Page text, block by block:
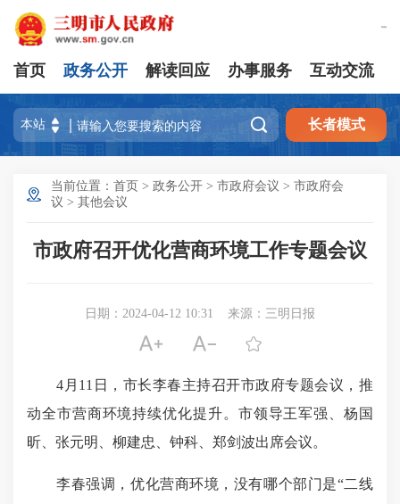
首页 政务公开 解读回应 办事服务 互动交流
 长者模式
当前位置： 首页 > 政务公开 > 市政府会议 > 市政府会
议 > 其他会议
市政府召开优化营商环境工作专题会议
日期：2024-04-12 10:31 来源：三明日报
  
4月11日，市长李春主持召开市政府专题会议，推
动全市营商环境持续优化提升。市领导王军强、杨国
昕、张元明、柳建忠、钟科、郑剑波出席会议。
李春强调，优化营商环境，没有哪个部门是“二线